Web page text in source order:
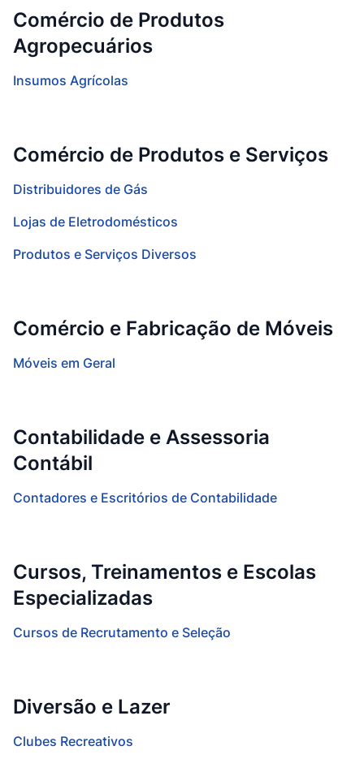
Comércio de Produtos
Agropecuários
Insumos Agrícolas
Comércio de Produtos e Serviços
Distribuidores de Gás
Lojas de Eletrodomésticos
Produtos e Serviços Diversos
Comércio e Fabricação de Móveis
Móveis em Geral
Contabilidade e Assessoria
Contábil
Contadores e Escritórios de Contabilidade
Cursos, Treinamentos e Escolas
Especializadas
Cursos de Recrutamento e Seleção
Diversão e Lazer
Clubes Recreativos